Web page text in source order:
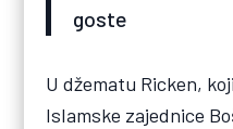
goste
U džematu Ricken,
Islamske zajednice